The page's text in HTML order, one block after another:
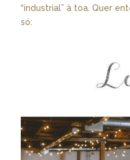
“industrial” à toa. Quer
só: